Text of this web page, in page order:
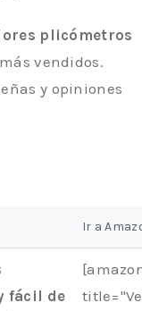
plicómetros
vendidos.
y opiniones
Ir a
fácil de